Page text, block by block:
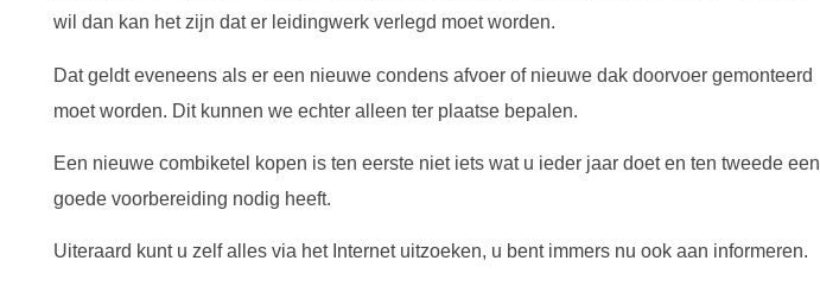
wil dan kan het zijn dat er leidingwerk verlegd moet worden.
Dat geldt eveneens als er een nieuwe condens afvoer of nieuwe dak doorvoer gemonteerd
moet worden. Dit kunnen we echter alleen ter plaatse bepalen.
Een nieuwe combiketel kopen is ten eerste niet iets wat u ieder jaar doet en ten tweede een
goede voorbereiding nodig heeft.
Uiteraard kunt u zelf alles via het Internet uitzoeken, u bent immers nu ook aan informeren.